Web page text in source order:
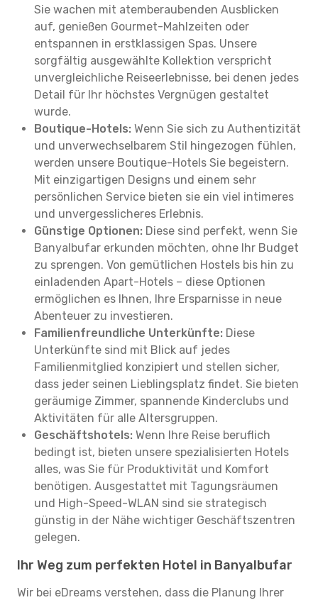
Sie wachen mit atemberaubenden Ausblicken
auf, genießen Gourmet-Mahlzeiten oder
entspannen in erstklassigen Spas. Unsere
sorgfältig ausgewählte Kollektion verspricht
unvergleichliche Reiseerlebnisse, bei denen jedes
Detail für Ihr höchstes Vergnügen gestaltet
wurde.
Boutique-Hotels: Wenn Sie sich zu Authentizität
und unverwechselbarem Stil hingezogen fühlen,
werden unsere Boutique-Hotels Sie begeistern.
Mit einzigartigen Designs und einem sehr
persönlichen Service bieten sie ein viel intimeres
und unvergesslicheres Erlebnis.
Günstige Optionen: Diese sind perfekt, wenn Sie
Banyalbufar erkunden möchten, ohne Ihr Budget
zu sprengen. Von gemütlichen Hostels bis hin zu
einladenden Apart-Hotels – diese Optionen
ermöglichen es Ihnen, Ihre Ersparnisse in neue
Abenteuer zu investieren.
Familienfreundliche Unterkünfte: Diese
Unterkünfte sind mit Blick auf jedes
Familienmitglied konzipiert und stellen sicher,
dass jeder seinen Lieblingsplatz findet. Sie bieten
geräumige Zimmer, spannende Kinderclubs und
Aktivitäten für alle Altersgruppen.
Geschäftshotels: Wenn Ihre Reise beruflich
bedingt ist, bieten unsere spezialisierten Hotels
alles, was Sie für Produktivität und Komfort
benötigen. Ausgestattet mit Tagungsräumen
und High-Speed-WLAN sind sie strategisch
günstig in der Nähe wichtiger Geschäftszentren
gelegen.
Ihr Weg zum perfekten Hotel in Banyalbufar
Wir bei eDreams verstehen, dass die Planung Ihrer